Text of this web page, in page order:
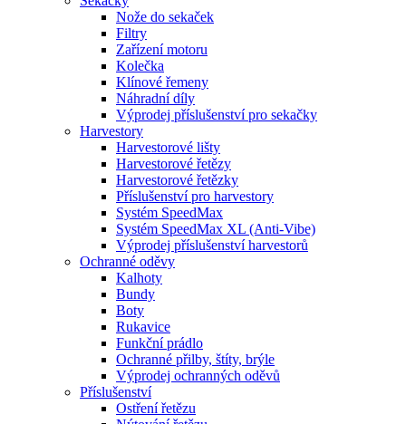
Nože do sekaček
Filtry
Zařízení motoru
Kolečka
Klínové řemeny
Náhradní díly
Výprodej příslušenství pro sekačky
Harvestory
Harvestorové lišty
Harvestorové řetězy
Harvestorové řetězky
Příslušenství pro harvestory
Systém SpeedMax
Systém SpeedMax XL (Anti-Vibe)
Výprodej příslušenství harvestorů
Ochranné oděvy
Kalhoty
Bundy
Boty
Rukavice
Funkční prádlo
Ochranné přilby, štíty, brýle
Výprodej ochranných oděvů
Příslušenství
Ostření řetězu